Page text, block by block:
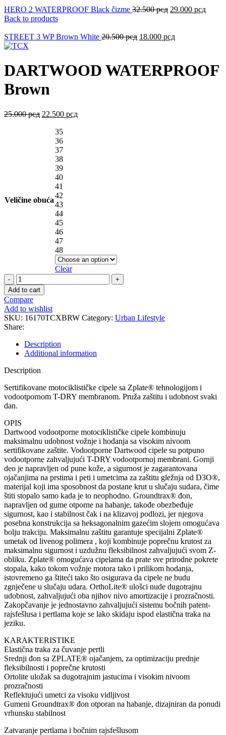
HERO 2 WATERPROOF Black čizme 32.500рсд 29.000 рсд
Back to products
STREET 3 WP Brown White 20.500рсд 18.000 рсд
DARTWOOD WATERPROOF
Brown
25.000рсд 22.500 рсд
Veličine obuća
35
36
37
38
39
40
41
42
43
44
45
46
47
48
Clear
DARTWOOD
WATERPROOF
Brown
quantity
Add to cart
Compare
Add to wishlist
SKU: 16170TCXBRW Category: Urban Lifestyle
Share:
Description
Additional information
Description
Sertifikovane motociklističke cipele sa Zplate® tehnologijom i
vodootpornom T-DRY membranom. Pruža zaštitu i udobnost svaki
dan.
OPIS
Dartwood vodootporne motociklističke cipele kombinuju
maksimalnu udobnost vožnje i hodanja sa visokim nivoom
sertifikovane zaštite. Vodootporne Dartwood cipele su potpuno
vodootporne zahvaljujući T-DRY vodootpornoj membrani. Gornji
deo je napravljen od pune kože, a sigurnost je zagarantovana
ojačanjima na prstima i peti i umetcima za zaštitu gležnja od D3O®,
materijal koji ima sposobnost da postane krut u slučaju sudara, čime
štiti stopalo samo kada je to neophodno. Groundtrax® đon,
napravljen od gume otporne na habanje, takođe obezbeđuje
sigurnost, kao i stabilnost čak i na klizavoj podlozi, jer njegova
posebna konstrukcija sa heksagonalnim gazećim slojem omogućava
bolju trakciju. Maksimalnu zaštitu garantuje specijalni Zplate®
umetak od livenog polimera , koji kombinuje poprečnu krutost za
maksimalnu sigurnost i uzdužnu fleksibilnost zahvaljujući svom Z-
obliku. Zplate® omogućava cipelama da prate sve prirodne pokrete
stopala, kako tokom vožnje motora tako i prilikom hodanja,
istovremeno ga štiteći tako što osigurava da cipele ne budu
zgnječene u slučaju udara. OrthoLite® ulošci nude dugotrajnu
udobnost, zahvaljujući oba njihov nivo amortizacije i prozračnosti.
Zakopčavanje je jednostavno zahvaljujući sistemu bočnih patent-
rajsfešlusa i pertlama koje se lako skidaju ispod elastična traka na
jeziku.
KARAKTERISTIKE
Elastična traka za čuvanje pertli
Srednji đon sa ZPLATE® ojačanjem, za optimizaciju prednje
fleksibilnosti i poprečne krutosti
Ortolite uložak sa dugotrajnim jastucima i visokim nivoom
prozračnosti
Reflektujući umetci za visoku vidljivost
Gumeni Groundtrax® đon otporan na habanje, dizajniran da ponudi
vrhunsku stabilnost
Zatvaranje pertlama i bočnim rajsfešlusom